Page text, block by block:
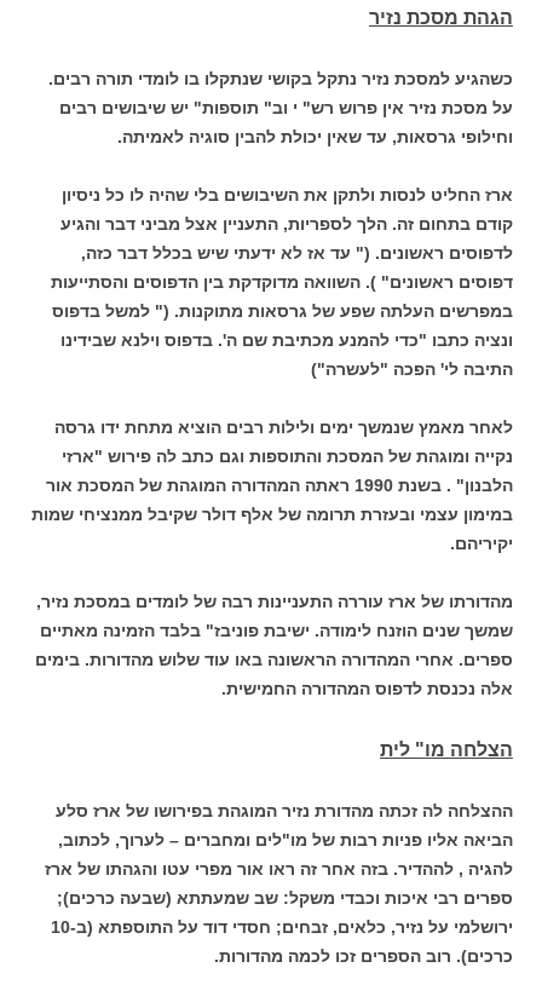
הגהת מסכת נזיר
כשהגיע למסכת נזיר נתקל בקושי שנתקלו בו לומדי תורה רבים.
על מסכת נזיר אין פרוש רש" י וב" תוספות" יש שיבושים רבים
וחילופי גרסאות, עד שאין יכולת להבין סוגיה לאמיתה.
ארז החליט לנסות ולתקן את השיבושים בלי שהיה לו כל ניסיון
קודם בתחום זה. הלך לספריות, התעניין אצל מביני דבר והגיע
לדפוסים ראשונים. (" עד אז לא ידעתי שיש בכלל דבר כזה,
דפוסים ראשונים" ). השוואה מדוקדקת בין הדפוסים והסתייעות
במפרשים העלתה שפע של גרסאות מתוקנות. (" למשל בדפוס
ונציה כתבו "כדי להמנע מכתיבת שם ה'. בדפוס וילנא שבידינו
התיבה לי' הפכה "לעשרה")
לאחר מאמץ שנמשך ימים ולילות רבים הוציא מתחת ידו גרסה
נקייה ומוגהת של המסכת והתוספות וגם כתב לה פירוש "ארזי
הלבנון" . בשנת 1990 ראתה המהדורה המוגהת של המסכת אור
במימון עצמי ובעזרת תרומה של אלף דולר שקיבל ממנציחי שמות
יקיריהם.
מהדורתו של ארז עוררה התעניינות רבה של לומדים במסכת נזיר,
שמשך שנים הוזנח לימודה. ישיבת פוניבז" בלבד הזמינה מאתיים
ספרים. אחרי המהדורה הראשונה באו עוד שלוש מהדורות. בימים
אלה נכנסת לדפוס המהדורה החמישית.
הצלחה מו" לית
ההצלחה לה זכתה מהדורת נזיר המוגהת בפירושו של ארז סלע
הביאה אליו פניות רבות של מו"לים ומחברים – לערוך, לכתוב,
להגיה , לההדיר. בזה אחר זה ראו אור מפרי עטו והגהתו של ארז
ספרים רבי איכות וכבדי משקל: שב שמעתתא (שבעה כרכים);
ירושלמי על נזיר, כלאים, זבחים; חסדי דוד על התוספתא (ב-10
כרכים). רוב הספרים זכו לכמה מהדורות.